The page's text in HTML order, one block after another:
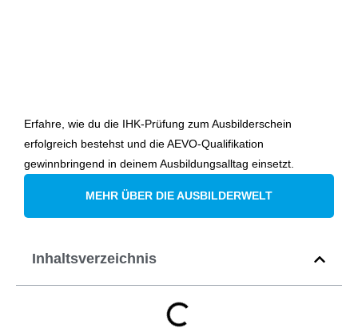
Erfahre, wie du die IHK-Prüfung zum Ausbilderschein
erfolgreich bestehst und die AEVO-Qualifikation
gewinnbringend in deinem Ausbildungsalltag einsetzt.
MEHR ÜBER DIE AUSBILDERWELT
Inhaltsverzeichnis